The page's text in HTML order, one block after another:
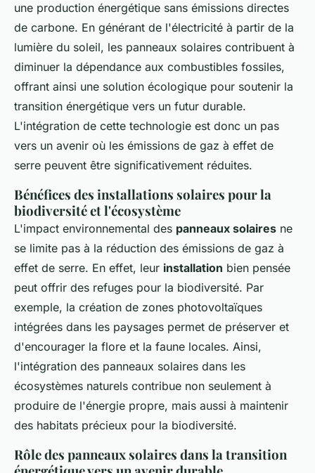
une production énergétique sans émissions directes
de carbone. En générant de l'électricité à partir de la
lumière du soleil, les panneaux solaires contribuent à
diminuer la dépendance aux combustibles fossiles,
offrant ainsi une solution écologique pour soutenir la
transition énergétique vers un futur durable.
L'intégration de cette technologie est donc un pas
vers un avenir où les émissions de gaz à effet de
serre peuvent être significativement réduites.
Bénéfices des installations solaires pour la
biodiversité et l'écosystème
L'impact environnemental des panneaux solaires ne
se limite pas à la réduction des émissions de gaz à
effet de serre. En effet, leur installation bien pensée
peut offrir des refuges pour la biodiversité. Par
exemple, la création de zones photovoltaïques
intégrées dans les paysages permet de préserver et
d'encourager la flore et la faune locales. Ainsi,
l'intégration des panneaux solaires dans les
écosystèmes naturels contribue non seulement à
produire de l'énergie propre, mais aussi à maintenir
des habitats précieux pour la biodiversité.
Rôle des panneaux solaires dans la transition